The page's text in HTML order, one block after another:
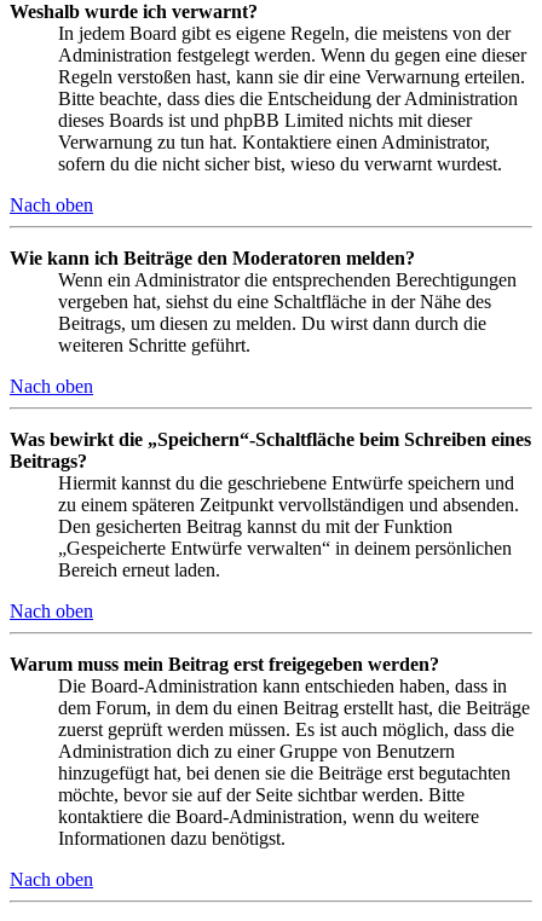
Weshalb wurde ich verwarnt?
In jedem Board gibt es eigene Regeln, die meistens von der
Administration festgelegt werden. Wenn du gegen eine dieser
Regeln verstoßen hast, kann sie dir eine Verwarnung erteilen.
Bitte beachte, dass dies die Entscheidung der Administration
dieses Boards ist und phpBB Limited nichts mit dieser
Verwarnung zu tun hat. Kontaktiere einen Administrator,
sofern du die nicht sicher bist, wieso du verwarnt wurdest.
Nach oben
Wie kann ich Beiträge den Moderatoren melden?
Wenn ein Administrator die entsprechenden Berechtigungen
vergeben hat, siehst du eine Schaltfläche in der Nähe des
Beitrags, um diesen zu melden. Du wirst dann durch die
weiteren Schritte geführt.
Nach oben
Was bewirkt die „Speichern“-Schaltfläche beim Schreiben eines
Beitrags?
Hiermit kannst du die geschriebene Entwürfe speichern und
zu einem späteren Zeitpunkt vervollständigen und absenden.
Den gesicherten Beitrag kannst du mit der Funktion
„Gespeicherte Entwürfe verwalten“ in deinem persönlichen
Bereich erneut laden.
Nach oben
Warum muss mein Beitrag erst freigegeben werden?
Die Board-Administration kann entschieden haben, dass in
dem Forum, in dem du einen Beitrag erstellt hast, die Beiträge
zuerst geprüft werden müssen. Es ist auch möglich, dass die
Administration dich zu einer Gruppe von Benutzern
hinzugefügt hat, bei denen sie die Beiträge erst begutachten
möchte, bevor sie auf der Seite sichtbar werden. Bitte
kontaktiere die Board-Administration, wenn du weitere
Informationen dazu benötigst.
Nach oben